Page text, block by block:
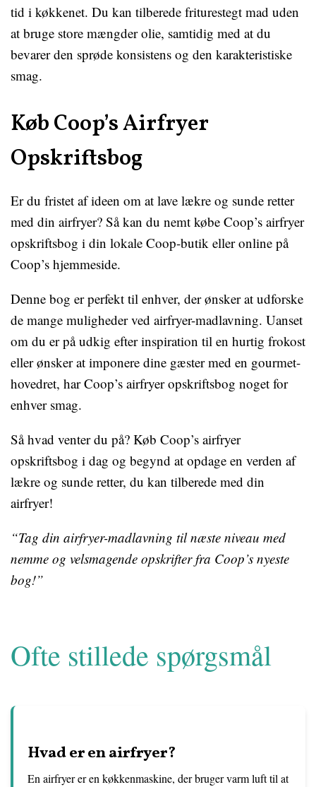
tid i køkkenet. Du kan tilberede friturestegt mad uden
at bruge store mængder olie, samtidig med at du
bevarer den sprøde konsistens og den karakteristiske
smag.
Køb Coop’s Airfryer
Opskriftsbog
Er du fristet af ideen om at lave lækre og sunde retter
med din airfryer? Så kan du nemt købe Coop’s airfryer
opskriftsbog i din lokale Coop-butik eller online på
Coop’s hjemmeside.
Denne bog er perfekt til enhver, der ønsker at udforske
de mange muligheder ved airfryer-madlavning. Uanset
om du er på udkig efter inspiration til en hurtig frokost
eller ønsker at imponere dine gæster med en gourmet-
hovedret, har Coop’s airfryer opskriftsbog noget for
enhver smag.
Så hvad venter du på? Køb Coop’s airfryer
opskriftsbog i dag og begynd at opdage en verden af
lækre og sunde retter, du kan tilberede med din
airfryer!
“Tag din airfryer-madlavning til næste niveau med
nemme og velsmagende opskrifter fra Coop’s nyeste
bog!”
Ofte stillede spørgsmål
Hvad er en airfryer?
En airfryer er en køkkenmaskine, der bruger varm luft til at